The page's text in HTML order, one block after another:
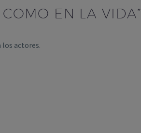
EN LA VIDA”
los actores.